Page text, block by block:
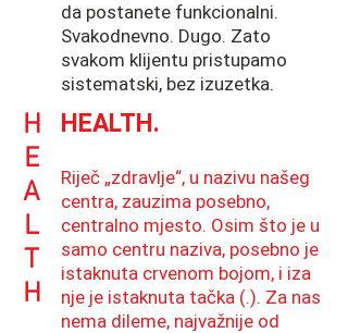
da postanete funkcionalni.
Svakodnevno. Dugo. Zato
svakom klijentu pristupamo
sistematski, bez izuzetka.
H
E
A
L
T
H
HEALTH.
Riječ „zdravlje“, u nazivu našeg
centra, zauzima posebno,
centralno mjesto. Osim što je u
samo centru naziva, posebno je
istaknuta crvenom bojom, i iza
nje je istaknuta tačka (.). Za nas
nema dileme, najvažnije od